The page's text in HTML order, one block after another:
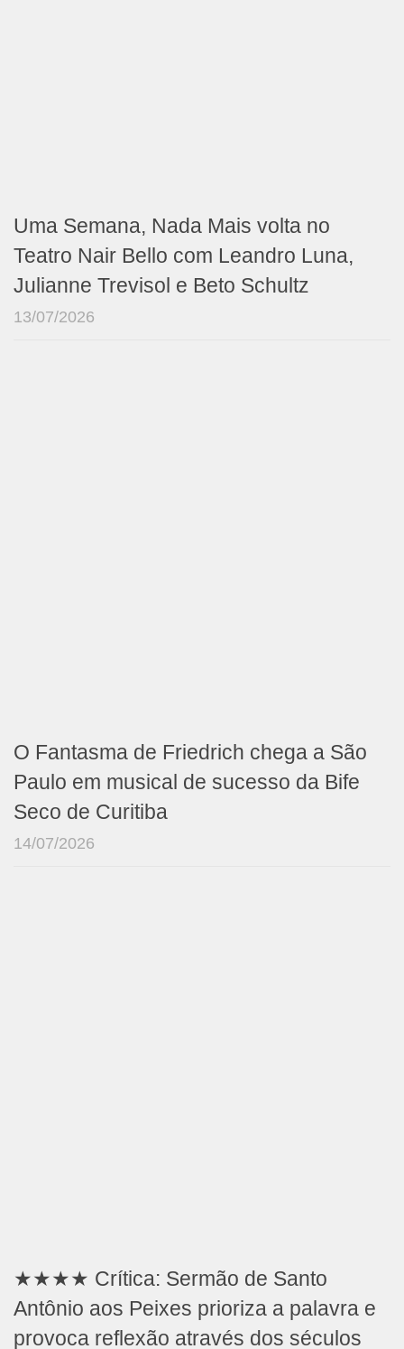
Uma Semana, Nada Mais volta no
Teatro Nair Bello com Leandro Luna,
Julianne Trevisol e Beto Schultz
13/07/2026
O Fantasma de Friedrich chega a São
Paulo em musical de sucesso da Bife
Seco de Curitiba
14/07/2026
★★★★ Crítica: Sermão de Santo
Antônio aos Peixes prioriza a palavra e
provoca reflexão através dos séculos